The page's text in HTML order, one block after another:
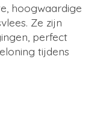
hoogwaardige
Ze zijn
perfect
tijdens